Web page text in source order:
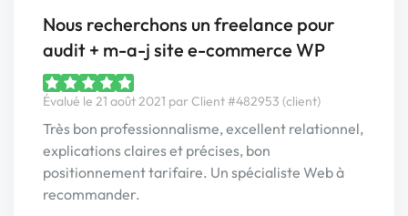
Nous recherchons un freelance pour
audit + m-a-j site e-commerce WP
Évalué le 21 août 2021 par Client #482953 (client)
Très bon professionnalisme, excellent relationnel,
explications claires et précises, bon
positionnement tarifaire. Un spécialiste Web à
recommander.